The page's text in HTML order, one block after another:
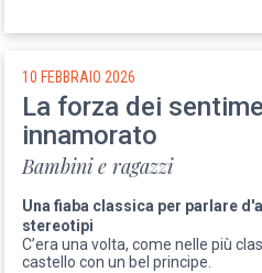
10 FEBBRAIO 2026
La forza dei
innamorato
Bambini e ragazzi
Una fiaba classica per parlare
stereotipi
C’era una volta, come nelle più
castello con un bel principe.